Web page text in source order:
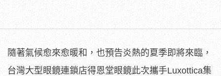
隨著氣候愈來愈暖和，也預告炎熱的夏季即將來臨，
台灣大型眼鏡連鎖店得恩堂眼鏡此次攜手Luxottica集